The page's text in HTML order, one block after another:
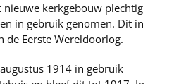
nieuwe kerkgebouw plechtig
in gebruik genomen. Dit in
de Eerste Wereldoorlog.
1914 in gebruik